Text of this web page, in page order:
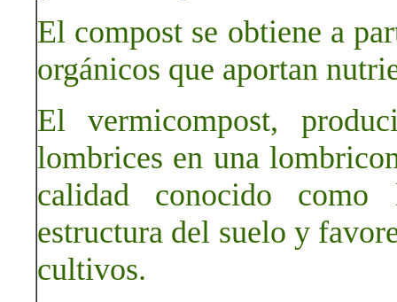
El compost se obtiene a
orgánicos que aportan
El vermicompost,
lombrices en una
calidad conocido como
estructura del suelo y
cultivos.